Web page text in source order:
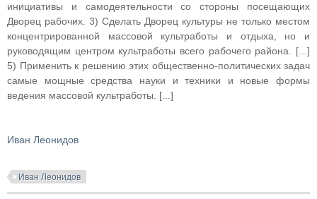
инициативы и самодеятельности со стороны посещающих
Дворец рабочих. 3) Сделать Дворец культуры не только местом
концентрированной массовой культработы и отдыха, но и
руководящим центром культработы всего рабочего района. [...]
5) Применить к решению этих общественно-политических задач
самые мощные средства науки и техники и новые формы
ведения массовой культработы. [...]
Иван Леонидов
Иван Леонидов